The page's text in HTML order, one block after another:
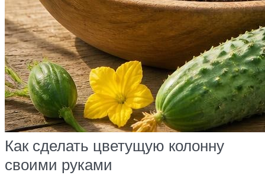
Как сделать цветущую колонну
своими руками